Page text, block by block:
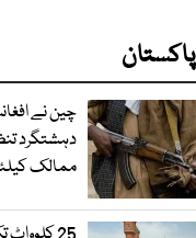
پاکستان
چین نے
دہشتگرد
ممالک